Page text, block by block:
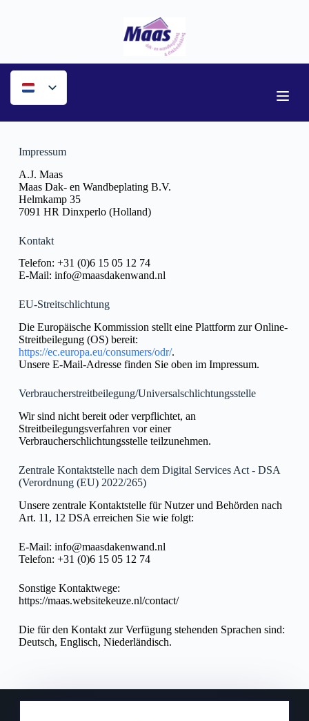
Impressum
A.J. Maas
Maas Dak- en Wandbeplating B.V.
Helmkamp 35
7091 HR Dinxperlo (Holland)
Kontakt
Telefon: +31 (0)6 15 05 12 74
E-Mail: info@maasdakenwand.nl
EU-Streitschlichtung
Die Europäische Kommission stellt eine Plattform zur Online-
Streitbeilegung (OS) bereit:
https://ec.europa.eu/consumers/odr/.
Unsere E-Mail-Adresse finden Sie oben im Impressum.
Verbraucher­streit­beilegung/Universal­schlichtungs­stelle
Wir sind nicht bereit oder verpflichtet, an
Streitbeilegungsverfahren vor einer
Verbraucherschlichtungsstelle teilzunehmen.
Zentrale Kontaktstelle nach dem Digital Services Act - DSA
(Verordnung (EU) 2022/265)
Unsere zentrale Kontaktstelle für Nutzer und Behörden nach
Art. 11, 12 DSA erreichen Sie wie folgt:
E-Mail: info@maasdakenwand.nl
Telefon: +31 (0)6 15 05 12 74
Sonstige Kontaktwege:
https://maas.websitekeuze.nl/contact/
Die für den Kontakt zur Verfügung stehenden Sprachen sind:
Deutsch, Englisch, Niederländisch.